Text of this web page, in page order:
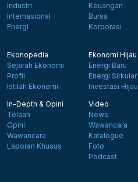
Industri
Internasional
Energi
Keuangan
Bursa
Korporasi
Ekonopedia
Sejarah Ekonomi
Profil
Istilah Ekonomi
Ekonomi Hijau
Energi Baru
Energi Sirkular
Investasi Hijau
In-Depth & Opini
Telaah
Opini
Wawancara
Laporan Khusus
Video
News
Wawancara
Katalogue
Foto
Podcast